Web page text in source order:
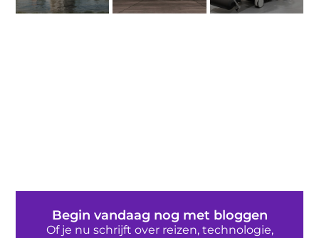
Begin vandaag nog met bloggen
Of je nu schrijft over reizen, technologie,